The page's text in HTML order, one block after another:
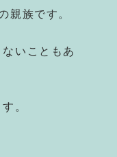
親族です。
いこともあ
。